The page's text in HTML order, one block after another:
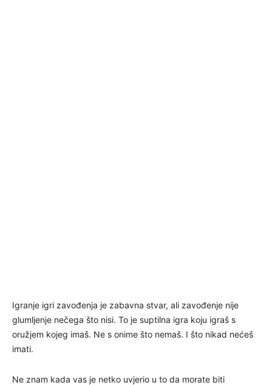
Igranje igri zavođenja je zabavna stvar, ali zavođenje nije
glumljenje nečega što nisi. To je suptilna igra koju igraš s
oružjem kojeg imaš. Ne s onime što nemaš. I što nikad nećeš
imati.
Ne znam kada vas je netko uvjerio u to da morate biti